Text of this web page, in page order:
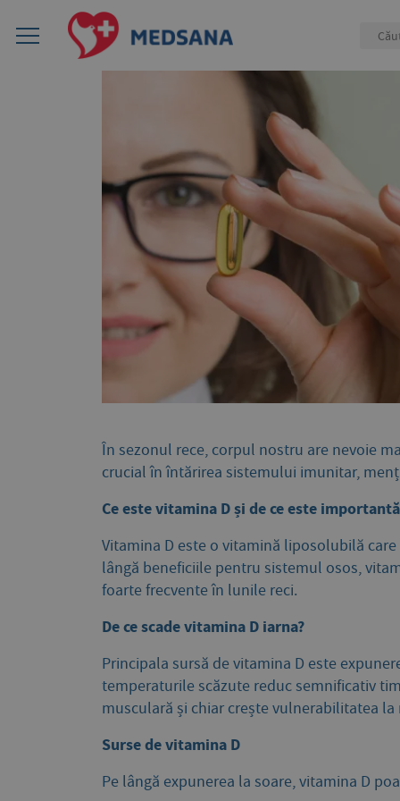
În sezonul rece, corpul nostru are nevoie
crucial în întărirea sistemului imunitar,
Ce este vitamina D și de ce este
Vitamina D este o vitamină liposolubilă
lângă beneficiile pentru sistemul osos,
foarte frecvente în lunile reci.
De ce scade vitamina D iarna?
Principala sursă de vitamina D este
temperaturile scăzute reduc semnificativ
musculară și chiar crește vulnerabilitatea la
Surse de vitamina D
Pe lângă expunerea la soare, vitamina D